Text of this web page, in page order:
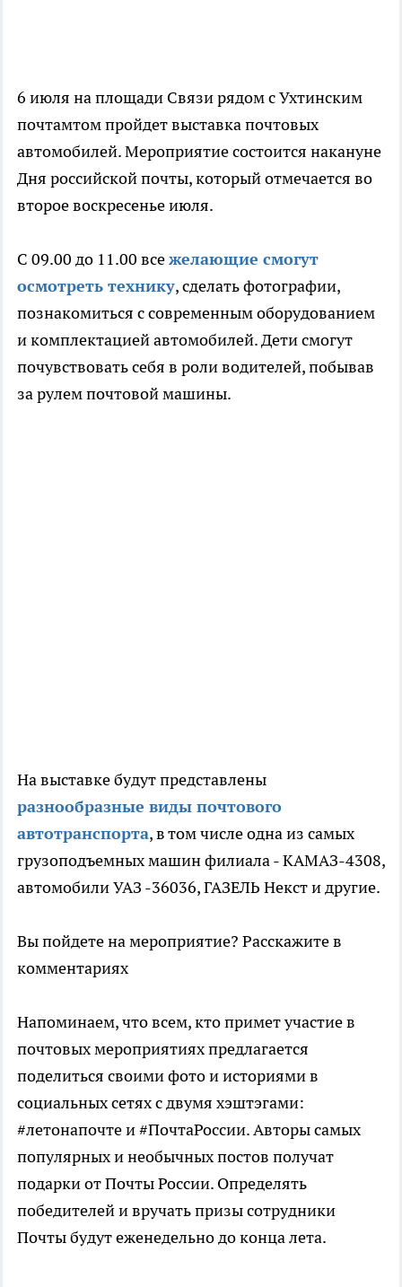
6 июля на площади Связи рядом с Ухтинским
почтамтом пройдет выставка почтовых
автомобилей. Мероприятие состоится накануне
Дня российской почты, который отмечается во
второе воскресенье июля.
С 09.00 до 11.00 всежелающие смогут
осмотреть технику, сделать фотографии,
познакомиться с современным оборудованием
и комплектацией автомобилей. Дети смогут
почувствовать себя в роли водителей, побывав
за рулем почтовой машины.
На выставке будут представлены
разнообразные виды почтового
автотранспорта, в том числе одна из самых
грузоподъемных машин филиала - КАМАЗ-4308,
автомобили УАЗ -36036, ГАЗЕЛЬ Некст и другие.
Вы пойдете на мероприятие? Расскажите в
комментариях
Напоминаем, что всем, кто примет участие в
почтовых мероприятиях предлагается
поделиться своими фото и историями в
социальных сетях с двумя хэштэгами:
#летонапочте и #ПочтаРоссии. Авторы самых
популярных и необычных постов получат
подарки от Почты России. Определять
победителей и вручать призы сотрудники
Почты будут еженедельно до конца лета.